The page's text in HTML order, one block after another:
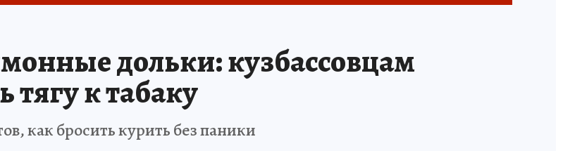
дольки: кузбассовцам
тягу к табаку
как бросить курить без паники